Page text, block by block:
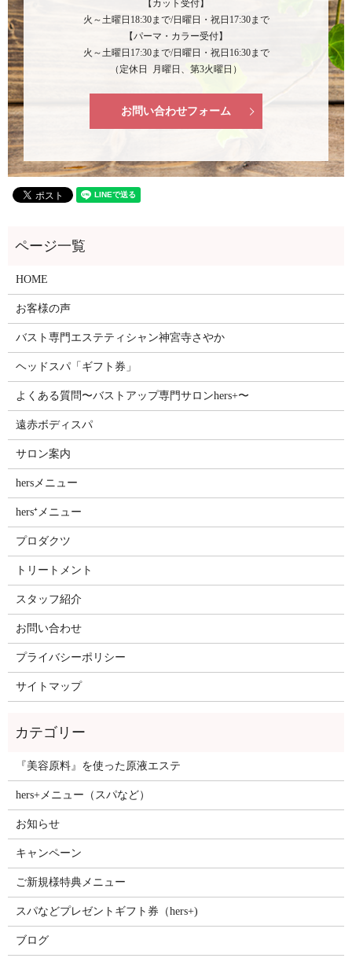
【カット受付】
火～土曜日18:30まで/日曜日・祝日17:30まで
【パーマ・カラー受付】
火～土曜日17:30まで/日曜日・祝日16:30まで
（定休日 月曜日、第3火曜日）
お問い合わせフォーム
HOME
お客様の声
バスト専門エステティシャン神宮寺さやか
ヘッドスパ「ギフト券」
よくある質問〜バストアップ専門サロンhers+〜
遠赤ボディスパ
サロン案内
hersメニュー
hers⁺メニュー
プロダクツ
トリートメント
スタッフ紹介
お問い合わせ
プライバシーポリシー
サイトマップ
『美容原料』を使った原液エステ
hers+メニュー（スパなど）
お知らせ
キャンペーン
ご新規様特典メニュー
スパなどプレゼントギフト券（hers+)
ブログ